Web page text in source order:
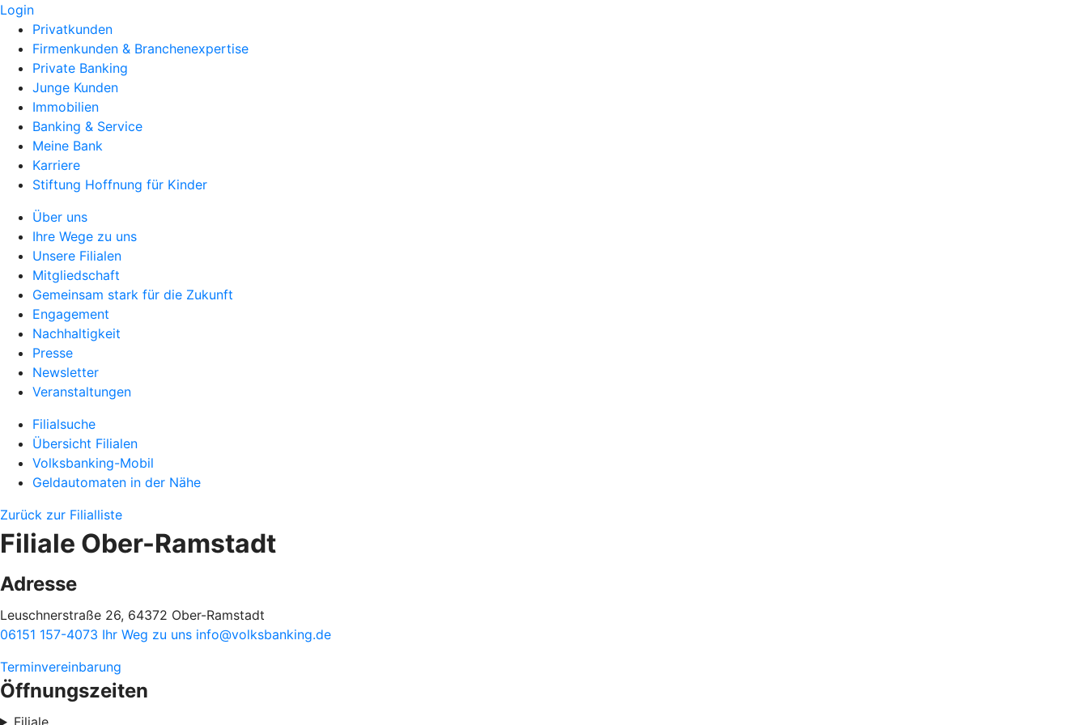
Login
Privatkunden
Firmenkunden & Branchenexpertise
Private Banking
Junge Kunden
Immobilien
Banking & Service
Meine Bank
Karriere
Stiftung Hoffnung für Kinder
Über uns
Ihre Wege zu uns
Unsere Filialen
Mitgliedschaft
Gemeinsam stark für die Zukunft
Engagement
Nachhaltigkeit
Presse
Newsletter
Veranstaltungen
Filialsuche
Übersicht Filialen
Volksbanking-Mobil
Geldautomaten in der Nähe
Zurück zur Filialliste
Filiale Ober-Ramstadt
Adresse
Leuschnerstraße 26, 64372 Ober-Ramstadt
06151 157-4073 Ihr Weg zu uns info@volksbanking.de
Terminvereinbarung
Öffnungszeiten
Filiale